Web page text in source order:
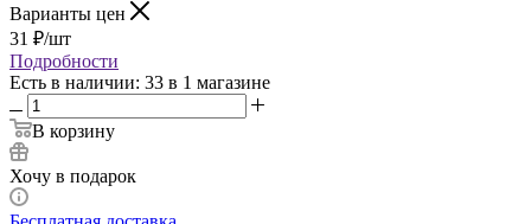
Варианты цен
31 ₽/шт
Подробности
Есть в наличии: 33 в 1 магазине
В корзину
Хочу в подарок